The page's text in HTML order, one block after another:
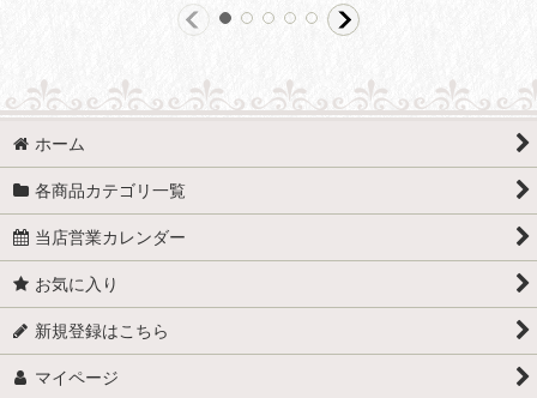
ホーム
各商品カテゴリ一覧
当店営業カレンダー
お気に入り
新規登録はこちら
マイページ